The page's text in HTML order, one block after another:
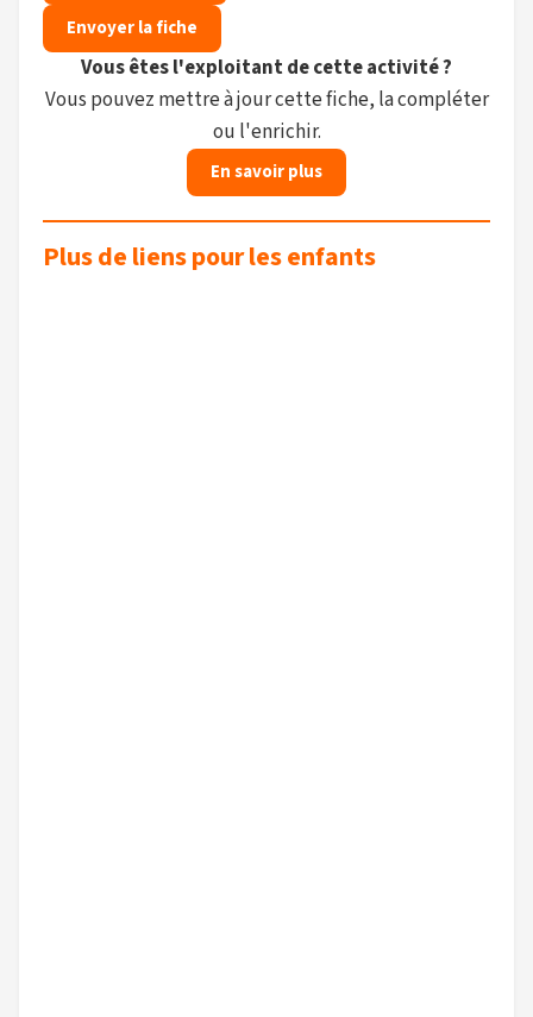
Envoyer la fiche
Vous êtes l'exploitant de cette activité ?
Vous pouvez mettre à jour cette fiche, la compléter
ou l'enrichir.
En savoir plus
Plus de liens pour les enfants